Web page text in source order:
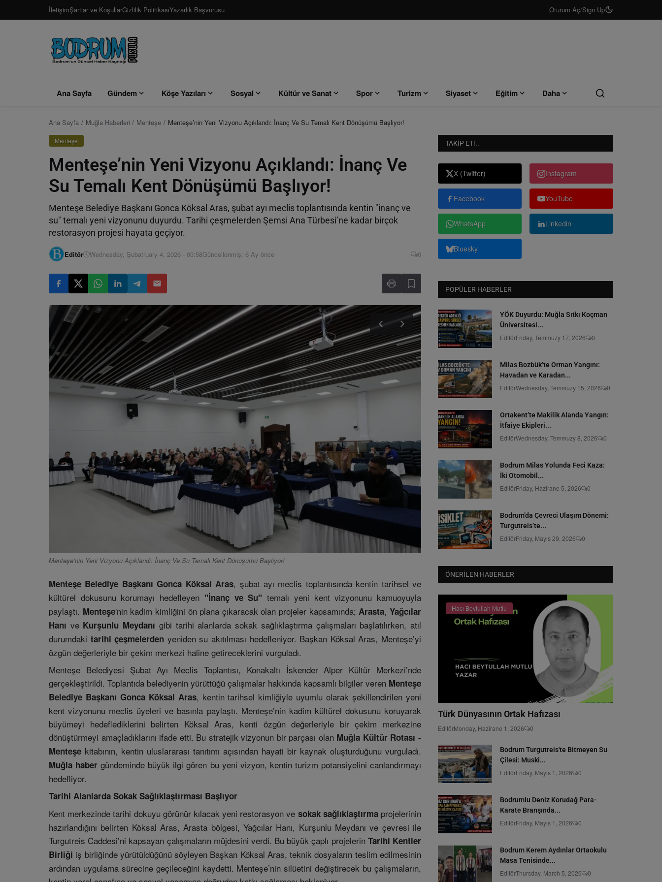
İletişimŞartlar ve KoşullarGizlilik PolitikasıYazarlık Başvurusu Oturum Aç/Sign Up
Ana Sayfa Gündem Köşe Yazıları Sosyal Kültür ve Sanat Spor Turizm Siyaset Eğitim Daha
Ana Sayfa Muğla Haberleri Menteşe Menteşe’nin Yeni Vizyonu Açıklandı: İnanç Ve Su Temalı Kent Dönüşümü Başlıyor!
Menteşe
Menteşe’nin Yeni Vizyonu Açıklandı: İnanç Ve
Su Temalı Kent Dönüşümü Başlıyor!
Menteşe Belediye Başkanı Gonca Köksal Aras, şubat ayı meclis toplantısında kentin "inanç ve
su" temalı yeni vizyonunu duyurdu. Tarihi çeşmelerden Şemsi Ana Türbesi’ne kadar birçok
restorasyon projesi hayata geçiyor.
Editör Wednesday, Şubatruary 4, 2026 - 00:58Güncellenmiş: 6 Ay önce 0
Menteşe’nin Yeni Vizyonu Açıklandı: İnanç Ve Su Temalı Kent Dönüşümü Başlıyor!
Menteşe Belediye Başkanı Gonca Köksal Aras, şubat ayı meclis toplantısında kentin tarihsel ve
kültürel dokusunu korumayı hedefleyen "İnanç ve Su" temalı yeni kent vizyonunu kamuoyuyla
paylaştı. Menteşe'nin kadim kimliğini ön plana çıkaracak olan projeler kapsamında;Arasta,Yağcılar
Hanı ve Kurşunlu Meydanı gibi tarihi alanlarda sokak sağlıklaştırma çalışmaları başlatılırken, atıl
durumdaki tarihi çeşmelerden yeniden su akıtılması hedefleniyor. Başkan Köksal Aras, Menteşe’yi
özgün değerleriyle bir çekim merkezi haline getireceklerini vurguladı.
Menteşe Belediyesi Şubat Ayı Meclis Toplantısı, Konakaltı İskender Alper Kültür Merkezi’nde
gerçekleştirildi. Toplantıda belediyenin yürüttüğü çalışmalar hakkında kapsamlı bilgiler veren Menteşe
Belediye Başkanı Gonca Köksal Aras, kentin tarihsel kimliğiyle uyumlu olarak şekillendirilen yeni
kent vizyonunu meclis üyeleri ve basınla paylaştı. Menteşe’nin kadim kültürel dokusunu koruyarak
büyümeyi hedeflediklerini belirten Köksal Aras, kenti özgün değerleriyle bir çekim merkezine
dönüştürmeyi amaçladıklarını ifade etti. Bu stratejik vizyonun bir parçası olan Muğla Kültür Rotası -
Menteşe kitabının, kentin uluslararası tanıtımı açısından hayati bir kaynak oluşturduğunu vurguladı.
Muğla haber gündeminde büyük ilgi gören bu yeni vizyon, kentin turizm potansiyelini canlandırmayı
hedefliyor.
Tarihi Alanlarda Sokak Sağlıklaştırması Başlıyor
Kent merkezinde tarihi dokuyu görünür kılacak yeni restorasyon ve sokak sağlıklaştırmaprojelerinin
hazırlandığını belirten Köksal Aras, Arasta bölgesi, Yağcılar Hanı, Kurşunlu Meydanı ve çevresi ile
Turgutreis Caddesi’ni kapsayan çalışmaların müjdesini verdi. Bu büyük çaplı projelerin Tarihi Kentler
Birliği iş birliğinde yürütüldüğünü söyleyen Başkan Köksal Aras, teknik dosyaların teslim edilmesinin
ardından uygulama sürecine geçileceğini kaydetti. Menteşe’nin silüetini değiştirecek bu çalışmaların,
TAKIP ET!..
X (Twitter) Instagram
Facebook YouTube
WhatsApp Linkedin
Bluesky
POPÜLER HABERLER
YÖK Duyurdu: Muğla Sıtkı Koçman
Üniversitesi...
EditörFriday, Temmuzy 17, 2026 0
Milas Bozbük’te Orman Yangını:
Havadan ve Karadan...
EditörWednesday, Temmuzy 15, 2026 0
Ortakent’te Makilik Alanda Yangın:
İtfaiye Ekipleri...
EditörWednesday, Temmuzy 8, 2026 0
Bodrum Milas Yolunda Feci Kaza:
İki Otomobil...
EditörFriday, Hazirane 5, 2026 0
Bodrum’da Çevreci Ulaşım Dönemi:
Turgutreis’te...
EditörFriday, Mayıs 29, 2026 0
ÖNERILEN HABERLER
Hacı Beytullah Mutlu
Türk Dünyasının Ortak Hafızası
EditörMonday, Hazirane 1, 2026 0
Bodrum Turgutreis'te Bitmeyen Su
Çilesi: Muski...
EditörFriday, Mayıs 1, 2026 0
Bodrumlu Deniz Korudağ Para-
Karate Branşında...
EditörFriday, Mayıs 1, 2026 0
Bodrum Kerem Aydınlar Ortaokulu
Masa Tenisinde...
EditörThursday, March 5, 2026 0